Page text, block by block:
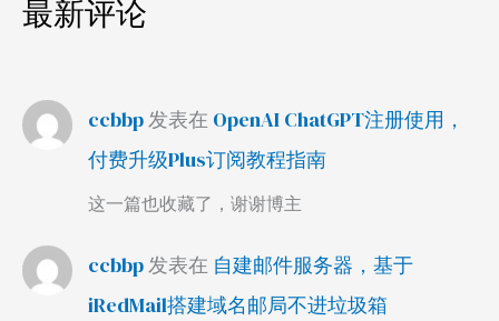
最新评论
ccbbp发表在 OpenAI ChatGPT注册使用，
付费升级Plus订阅教程指南
这一篇也收藏了，谢谢博主
ccbbp发表在 自建邮件服务器，基于
iRedMail搭建域名邮局不进垃圾箱